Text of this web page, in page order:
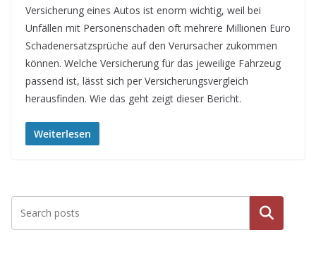
Versicherung eines Autos ist enorm wichtig, weil bei
Unfällen mit Personenschaden oft mehrere Millionen Euro
Schadenersatzsprüche auf den Verursacher zukommen
können. Welche Versicherung für das jeweilige Fahrzeug
passend ist, lässt sich per Versicherungsvergleich
herausfinden. Wie das geht zeigt dieser Bericht.
Weiterlesen
Suche